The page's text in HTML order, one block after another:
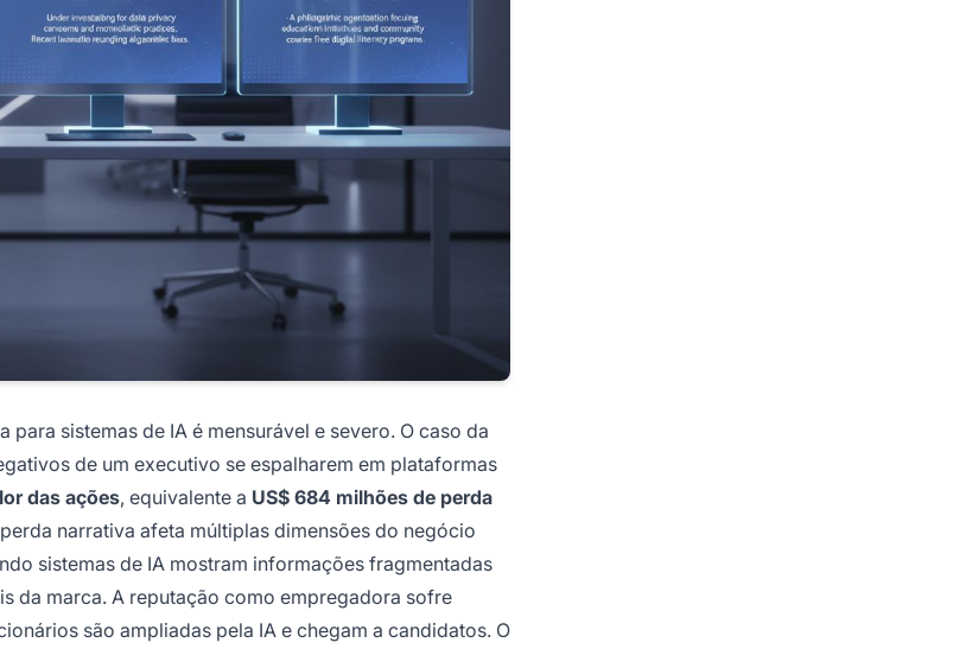
sistemas de IA é mensurável e severo. O caso da
de um executivo se espalharem em plataformas
das ações, equivalente a US$ 684 milhões de perda
narrativa afeta múltiplas dimensões do negócio
sistemas de IA mostram informações fragmentadas
da marca. A reputação como empregadora sofre
são ampliadas pela IA e chegam a candidatos. O